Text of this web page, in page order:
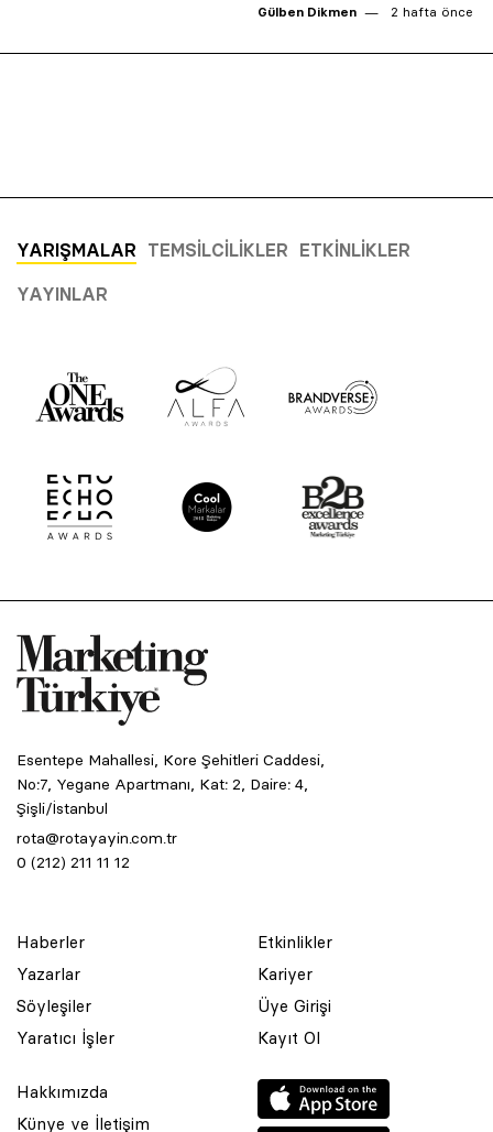
Gülben Dikmen 2 hafta önce
YARIŞMALAR TEMSILCILIKLER ETKINLIKLER
YAYINLAR
Esentepe Mahallesi, Kore Şehitleri Caddesi,
No:7, Yegane Apartmanı, Kat: 2, Daire: 4,
Şişli/İstanbul
rota@rotayayin.com.tr
0 (212) 211 11 12
Haberler
Yazarlar
Söyleşiler
Yaratıcı İşler
Etkinlikler
Kariyer
Üye Girişi
Kayıt Ol
Hakkımızda
Künye ve İletişim